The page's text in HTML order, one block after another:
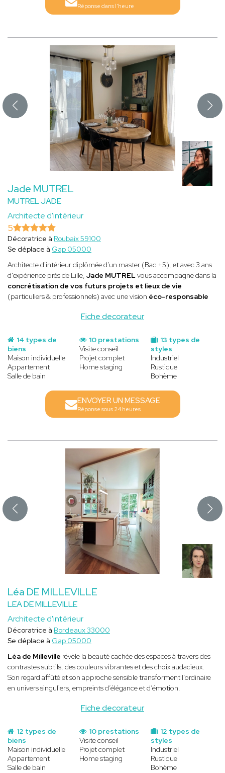
Réponse dans l'heure
Jade MUTREL
MUTREL JADE
Architecte d'intérieur
Fiche decorateur
5
Décoratrice à Roubaix 59100
Se déplace à Gap 05000
Architecte d'intérieur diplômée d'un master (Bac +5), et avec 3 ans
d'expérience près de Lille, Jade MUTRELvous accompagne dans la
concrétisation de vos futurs projets et lieux de vie
(particuliers & professionnels) avec une vision éco-responsable
14 types de
biens
Maison individuelle
Appartement
Salle de bain
13 types de
styles
Industriel
Rustique
Bohème
10 prestations
Visite conseil
Projet complet
Home staging
ENVOYER UN MESSAGE
Réponse sous 24 heures
Léa DE MILLEVILLE
LEA DE MILLEVILLE
Architecte d'intérieur
Fiche decorateur
Décoratrice à Bordeaux 33000
Se déplace à Gap 05000
Léa de Milleville révèle la beauté cachée des espaces à travers des
contrastes subtils, des couleurs vibrantes et des choix audacieux.
Son regard affûté et son approche sensible transforment l’ordinaire
en univers singuliers, empreints d’élégance et d’émotion.
12 types de
biens
Maison individuelle
Appartement
Salle de bain
12 types de
styles
Industriel
Rustique
Bohème
10 prestations
Visite conseil
Projet complet
Home staging